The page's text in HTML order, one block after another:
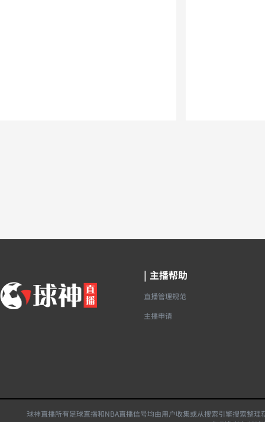
| 主播帮助
直播管理规范
主播申请
球神直播所有足球直播和NBA直播信号均由用户收集或从搜索引擎搜索整